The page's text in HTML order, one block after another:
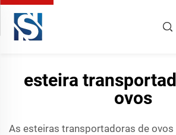
esteira
ovos
As esteiras transportadoras de ovos